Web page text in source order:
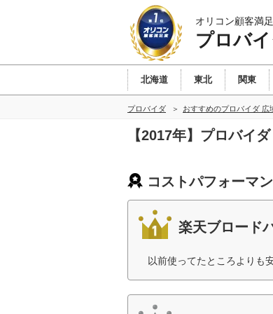
オリコン顧客満
プロバ
北海道 東北 関東
プロバイダ おすすめのプロバイダ 広
【2017年】プロバイ
コストパフォーマ
楽天ブロード
以前使ってたところよりも